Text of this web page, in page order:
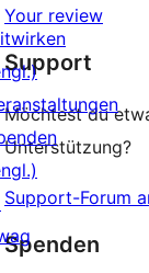
Rezensionen
Your review
Support
Möchtest du
Unterstützung?
Support-Forum
Spenden